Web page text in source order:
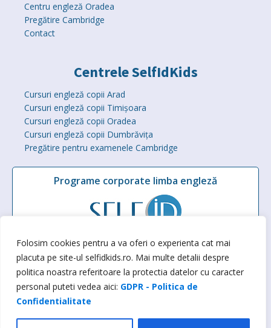
Folosim cookies pentru a va oferi o experienta cat mai
placuta pe site-ul selfidkids.ro. Mai multe detalii despre
politica noastra referitoare la protectia datelor cu caracter
personal puteti vedea aici: GDPR - Politica de
Confidentialitate
Centru engleză Oradea
Pregătire Cambridge
Contact
Centrele SelfIdKids
Cursuri engleză copii Arad
Cursuri engleză copii Timișoara
Cursuri engleză copii Oradea
Cursuri engleză copii Dumbrăvița
Pregătire pentru examenele Cambridge
Programe corporate limba engleză
Self ID Counselling SRL 2026